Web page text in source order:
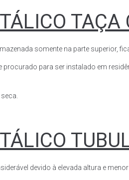
somente na parte superior,
para ser instalado em
devido à elevada altura e